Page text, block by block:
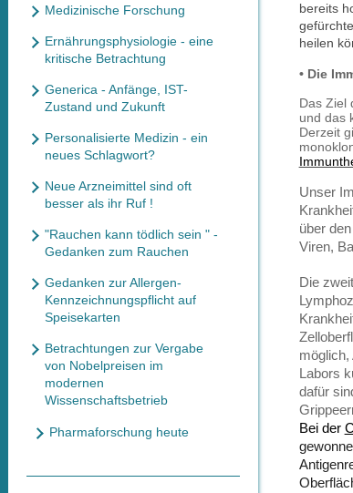
bereits
heilen
• Die
Das Ziel
und das
Derzeit
Unser
über
Viren,
Die
Labors
dafür
Bei der
Medizinische Forschung
Ernährungsphysiologie - eine
kritische Betrachtung
Generica - Anfänge, IST-
Zustand und Zukunft
Personalisierte Medizin - ein
neues Schlagwort?
Neue Arzneimittel sind oft
besser als ihr Ruf !
"Rauchen kann tödlich sein " -
Gedanken zum Rauchen
Gedanken zur Allergen-
Kennzeichnungspflicht auf
Speisekarten
Betrachtungen zur Vergabe
von Nobelpreisen im
modernen
Wissenschaftsbetrieb
Pharmaforschung heute